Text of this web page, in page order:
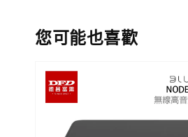
您可能也喜歡